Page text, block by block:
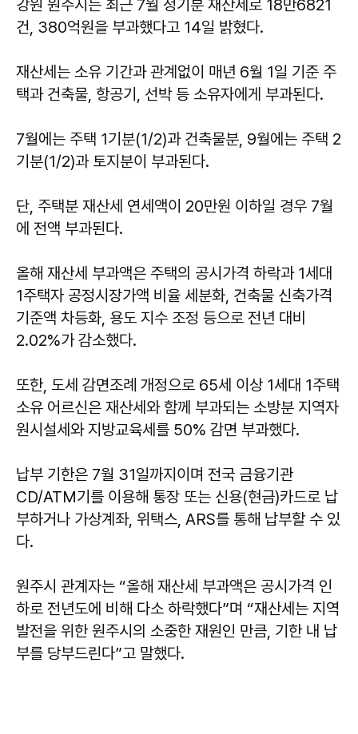
강원 원주시는 최근 7월 정기분 재산세로 18만6821
건, 380억원을 부과했다고 14일 밝혔다.
재산세는 소유 기간과 관계없이 매년 6월 1일 기준 주
택과 건축물, 항공기, 선박 등 소유자에게 부과된다.
7월에는 주택 1기분(1/2)과 건축물분, 9월에는 주택 2
기분(1/2)과 토지분이 부과된다.
단, 주택분 재산세 연세액이 20만원 이하일 경우 7월
에 전액 부과된다.
올해 재산세 부과액은 주택의 공시가격 하락과 1세대
1주택자 공정시장가액 비율 세분화, 건축물 신축가격
기준액 차등화, 용도 지수 조정 등으로 전년 대비
2.02%가 감소했다.
또한, 도세 감면조례 개정으로 65세 이상 1세대 1주택
소유 어르신은 재산세와 함께 부과되는 소방분 지역자
원시설세와 지방교육세를 50% 감면 부과했다.
납부 기한은 7월 31일까지이며 전국 금융기관
CD/ATM기를 이용해 통장 또는 신용(현금)카드로 납
부하거나 가상계좌, 위택스, ARS를 통해 납부할 수 있
다.
원주시 관계자는 “올해 재산세 부과액은 공시가격 인
하로 전년도에 비해 다소 하락했다”며 “재산세는 지역
발전을 위한 원주시의 소중한 재원인 만큼, 기한 내 납
부를 당부드린다”고 말했다.